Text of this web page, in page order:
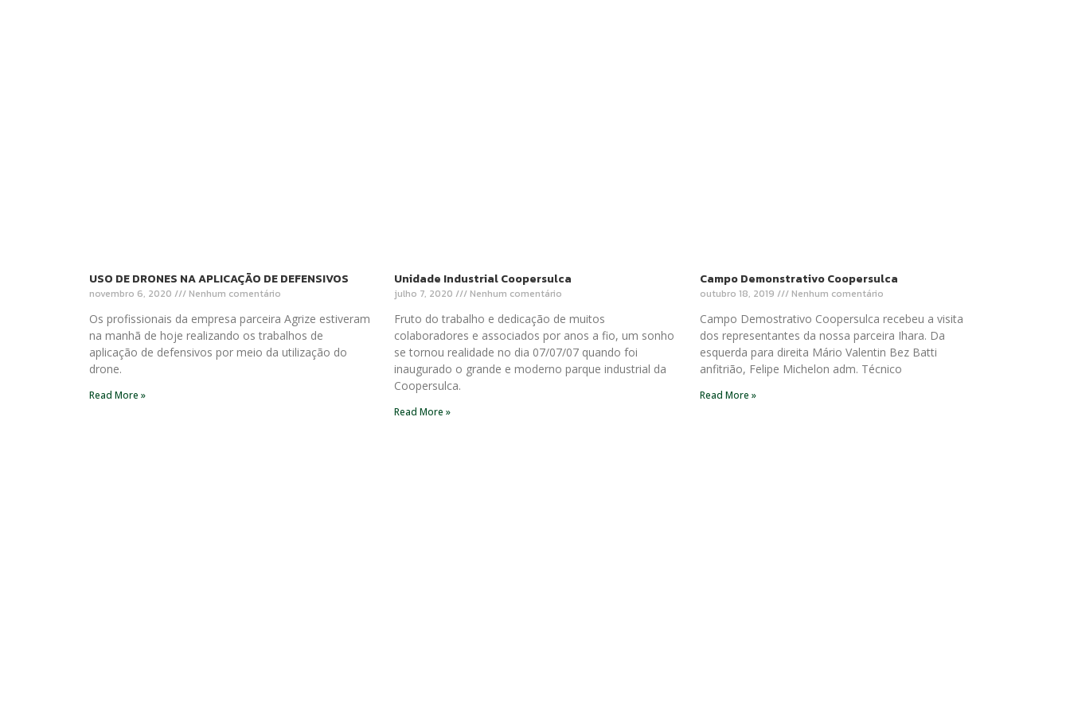
USO DE DRONES NA APLICAÇÃO DE DEFENSIVOS
novembro 6, 2020 Nenhum comentário
Os profissionais da empresa parceira Agrize estiveram
na manhã de hoje realizando os trabalhos de
aplicação de defensivos por meio da utilização do
drone.
Read More »
Unidade Industrial Coopersulca
julho 7, 2020 Nenhum comentário
Fruto do trabalho e dedicação de muitos
colaboradores e associados por anos a fio, um sonho
se tornou realidade no dia 07/07/07 quando foi
inaugurado o grande e moderno parque industrial da
Coopersulca.
Read More »
Campo Demonstrativo Coopersulca
outubro 18, 2019 Nenhum comentário
Campo Demostrativo Coopersulca recebeu a visita
dos representantes da nossa parceira Ihara. Da
esquerda para direita Mário Valentin Bez Batti
anfitrião, Felipe Michelon adm. Técnico
Read More »